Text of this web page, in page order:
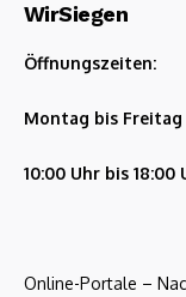
WirSiegen
Öffnungszeiten:
Montag bis Freitag
10:00 Uhr bis 18:00
Online-Portale –